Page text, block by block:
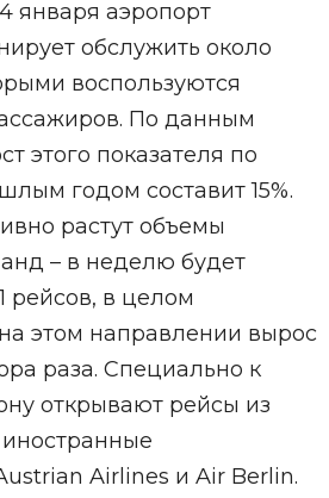
января аэропорт
обслужить около
воспользуются
По данным
этого показателя по
годом составит 15%.
растут объемы
– в неделю будет
рейсов, в целом
этом направлении вырос
раза. Специально к
открывают рейсы из
Airlines и Air Berlin.